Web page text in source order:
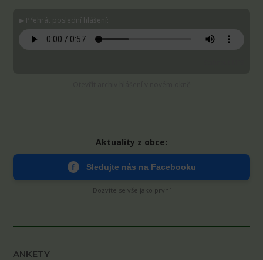
▶ Přehrát poslední hlášení:
Aktuality z obce:
f Sledujte nás na Facebooku
Dozvíte se vše jako první
ANKETY